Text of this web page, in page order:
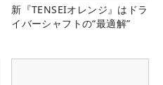
新『TENSEIオレンジ』はドラ
イバーシャフトの“最適解”